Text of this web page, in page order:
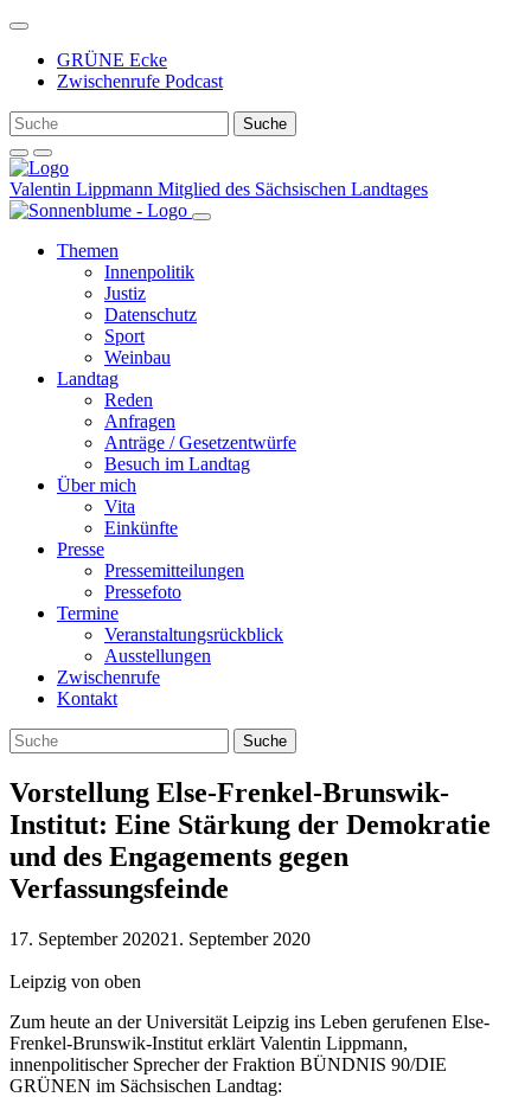
Weiter
Inhalt
GRÜNE Ecke
Zwischenrufe Podcast
Valentin Lippmann Mitglied des Sächsischen Landtages
Themen
Innenpolitik
Justiz
Datenschutz
Sport
Weinbau
Landtag
Reden
Anfragen
Anträge / Gesetzentwürfe
Besuch im Landtag
Über mich
Vita
Einkünfte
Presse
Pressemitteilungen
Pressefoto
Termine
Veranstaltungsrückblick
Ausstellungen
Zwischenrufe
Kontakt
Vorstellung Else-Frenkel-Brunswik-
Institut: Eine Stärkung der Demokratie
und des Engagements gegen
Verfassungsfeinde
17. September 202021. September 2020
Leipzig von oben
Zum heute an der Universität Leipzig ins Leben gerufenen Else-
Frenkel-Brunswik-Institut erklärt Valentin Lippmann,
innenpolitischer Sprecher der Fraktion BÜNDNIS 90/DIE
GRÜNEN im Sächsischen Landtag: